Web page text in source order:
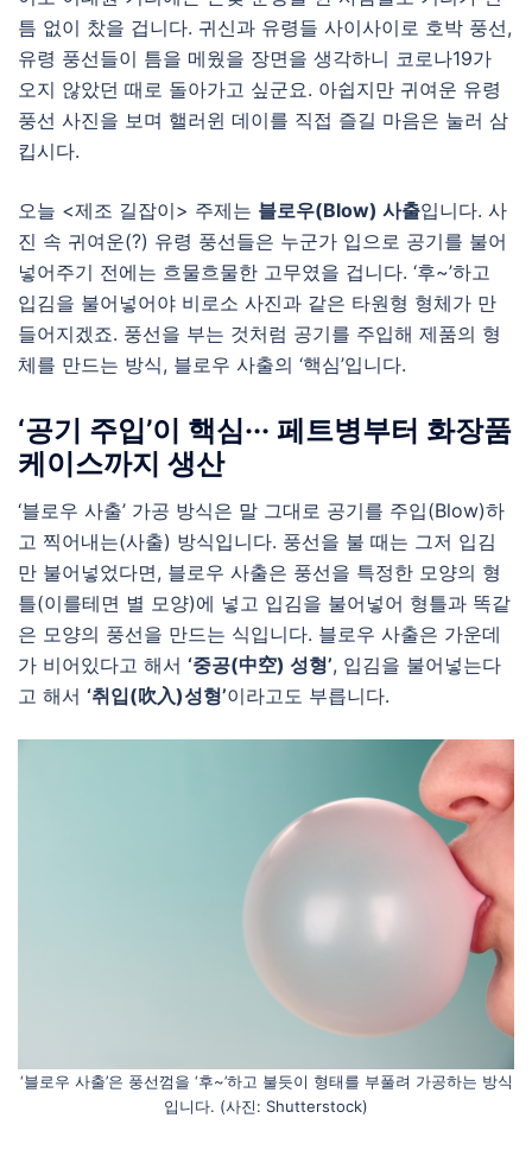
틈 없이 찼을 겁니다. 귀신과 유령들 사이사이로 호박 풍선,
유령 풍선들이 틈을 메웠을 장면을 생각하니 코로나19가
오지 않았던 때로 돌아가고 싶군요. 아쉽지만 귀여운 유령
풍선 사진을 보며 핼러윈 데이를 직접 즐길 마음은 눌러 삼
킵시다.
오늘 <제조 길잡이> 주제는 블로우(Blow) 사출입니다. 사
진 속 귀여운(?) 유령 풍선들은 누군가 입으로 공기를 불어
넣어주기 전에는 흐물흐물한 고무였을 겁니다. ‘후~’하고
입김을 불어넣어야 비로소 사진과 같은 타원형 형체가 만
들어지겠죠. 풍선을 부는 것처럼 공기를 주입해 제품의 형
체를 만드는 방식, 블로우 사출의 ‘핵심’입니다.
‘공기 주입’이 핵심··· 페트병부터 화장품
케이스까지 생산
‘블로우 사출’ 가공 방식은 말 그대로 공기를 주입(Blow)하
고 찍어내는(사출) 방식입니다. 풍선을 불 때는 그저 입김
만 불어넣었다면, 블로우 사출은 풍선을 특정한 모양의 형
틀(이를테면 별 모양)에 넣고 입김을 불어넣어 형틀과 똑같
은 모양의 풍선을 만드는 식입니다. 블로우 사출은 가운데
가 비어있다고 해서 ‘중공(中空) 성형’, 입김을 불어넣는다
고 해서 ‘취입(吹入)성형’이라고도 부릅니다.
‘블로우 사출’은 풍선껌을 ‘후~’하고 불듯이 형태를 부풀려 가공하는 방식
입니다. (사진: Shutterstock)